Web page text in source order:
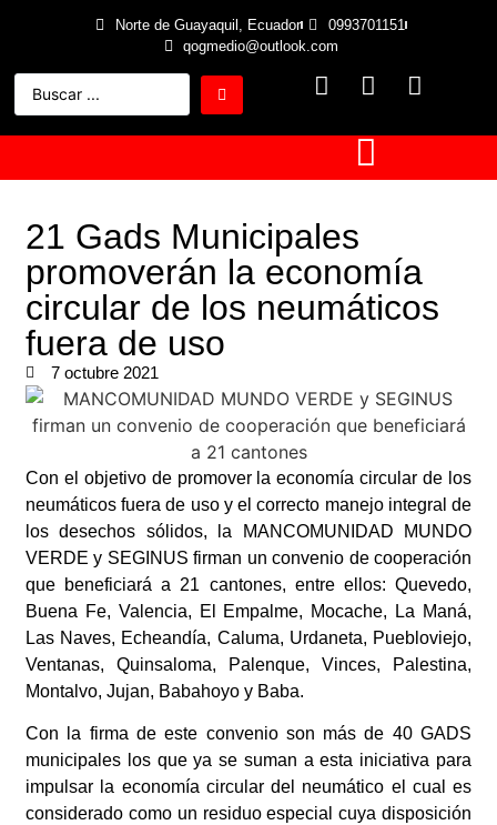
Norte de Guayaquil, Ecuador
0993701151
qogmedio@outlook.com
21 Gads Municipales
promoverán la economía
circular de los neumáticos
fuera de uso
7 octubre 2021
Con el objetivo de promover la economía circular de los
neumáticos fuera de uso y el correcto manejo integral de
los desechos sólidos, la MANCOMUNIDAD MUNDO
VERDE y SEGINUS firman un convenio de cooperación
que beneficiará a 21 cantones, entre ellos: Quevedo,
Buena Fe, Valencia, El Empalme, Mocache, La Maná,
Las Naves, Echeandía, Caluma, Urdaneta, Puebloviejo,
Ventanas, Quinsaloma, Palenque, Vinces, Palestina,
Montalvo, Jujan, Babahoyo y Baba.
Con la firma de este convenio son más de 40 GADS
municipales los que ya se suman a esta iniciativa para
impulsar la economía circular del neumático el cual es
considerado como un residuo especial cuya disposición